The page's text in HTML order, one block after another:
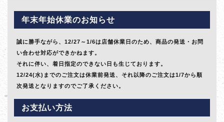
年末年始休業のお知らせ
誠に勝手ながら、12/27～1/6は店舗休業日のため、商品の発送・お問
い合わせ対応ができかねます。
それに伴い、着日指定のできない日も生じております。
12/24(水)までのご注文は休業前発送、それ以降のご注文は1/7から順
次発送となりますのでご了承ください。
お支払い方法